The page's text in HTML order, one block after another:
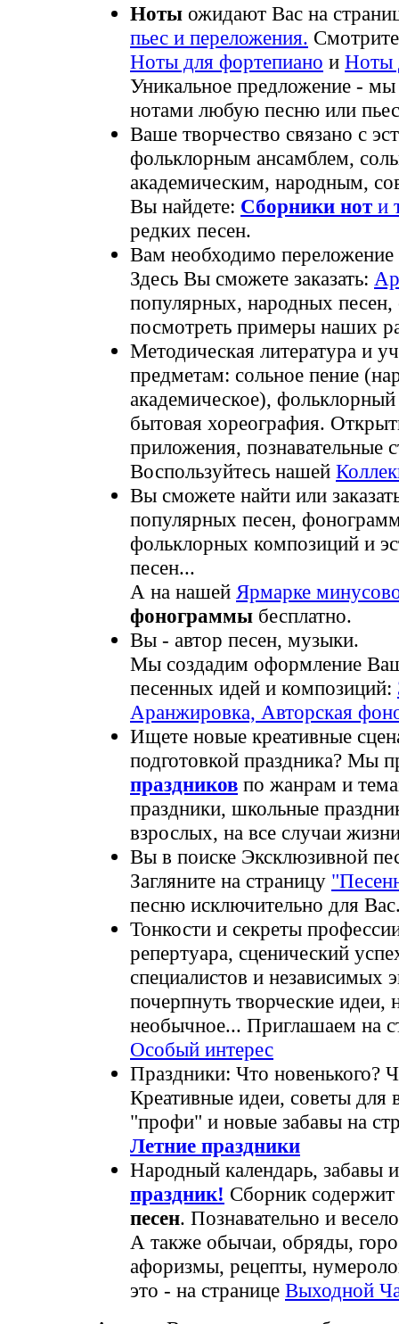
Ноты ожидают Вас на
пьес и переложения.
Ноты для фортепиано и Ноты
Уникальное предложение -
нотами любую песню или
Ваше творчество связано с
фольклорным ансамблем,
академическим, народным,
Вы найдете: Сборники нот и
редких песен.
Вам необходимо переложение
Здесь Вы сможете заказать:
популярных, народных
посмотреть примеры наших
Методическая литература и
предметам: сольное пение
академическое),
бытовая хореография.
приложения, познавательные
Воспользуйтесь нашей
Вы сможете найти или
популярных песен,
фольклорных композиций и
песен...
А на нашей Ярмарке
фонограммы бесплатно.
Вы - автор песен, музыки.
Мы создадим оформление
песенных идей и композиций:
Аранжировка, Авторская
Ищете новые креативные
подготовкой праздника? Мы
праздников по жанрам и
праздники, школьные
взрослых, на все случаи
Вы в поиске Эксклюзивной
Загляните на страницу
песню исключительно для
Тонкости и секреты
репертуара, сценический
специалистов и независимых
почерпнуть творческие идеи,
необычное... Приглашаем на
Особый интерес
Праздники: Что новенького?
Креативные идеи, советы для
"профи" и новые забавы на
Летние праздники
Народный календарь, забавы
праздник! Сборник содержит
песен. Познавательно и
А также обычаи, обряды,
афоризмы, рецепты,
это - на странице Выходной